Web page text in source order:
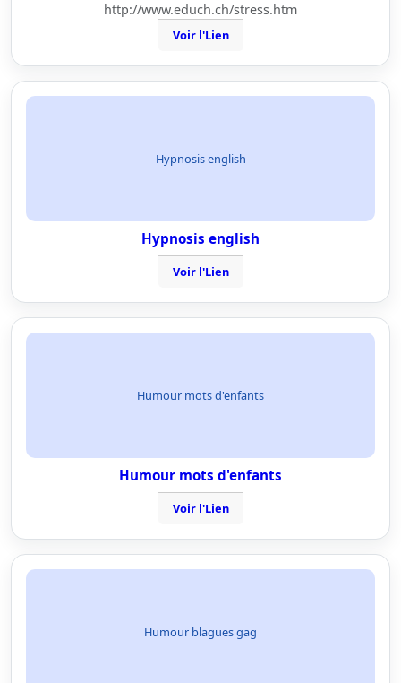
http://www.educh.ch/stress.htm
Voir l'Lien
Hypnosis english
Hypnosis english
Voir l'Lien
Humour mots d'enfants
Humour mots d'enfants
Voir l'Lien
Humour blagues gag